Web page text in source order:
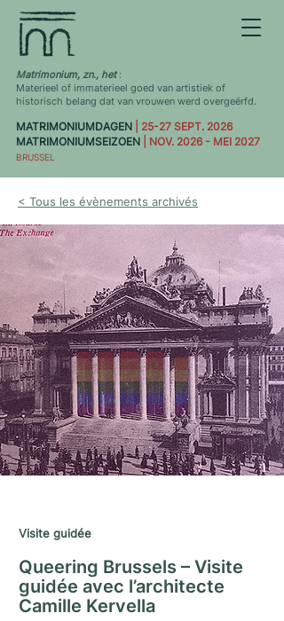
Matrimonium, zn., het :
Materieel of immaterieel goed van artistiek of
historisch belang dat van vrouwen werd overgeërfd.
MATRIMONIUMDAGEN | 25-27 SEPT. 2026
MATRIMONIUMSEIZOEN | NOV. 2026 - MEI 2027
BRUSSEL
< Tous les évènements archivés
Visite guidée
Queering Brussels – Visite
guidée avec l’architecte
Camille Kervella